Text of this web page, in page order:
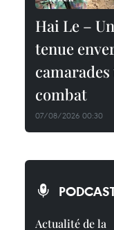
Hai Le –
tenue
combat
07/08/2026 00:30
Actualité de la